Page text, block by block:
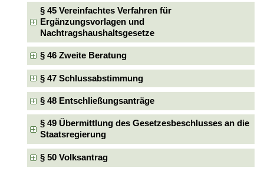
§ 45 Vereinfachtes Verfahren für
Ergänzungsvorlagen und
Nachtragshaushaltsgesetze
§ 46 Zweite Beratung
§ 47 Schlussabstimmung
§ 48 Entschließungsanträge
§ 49 Übermittlung des Gesetzesbeschlusses an die
Staatsregierung
§ 50 Volksantrag